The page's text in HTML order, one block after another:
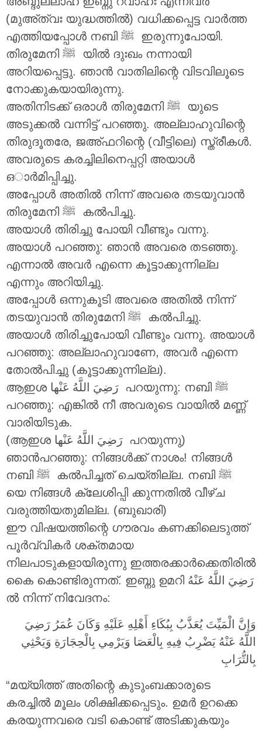
(മുഅ്ത്വഃ യുദ്ധത്തിൽ) വധിക്കപ്പെട്ട വാർത്ത
എത്തിയപ്പോൾ നബി ‎ﷺ ഇരുന്നുപോയി.
തിരുമേനി ‎ﷺ യിൽ ദുഃഖം നന്നായി
അറിയപ്പെട്ടു. ഞാൻ വാതിലിന്റെ വിടവിലൂടെ
നോക്കുകയായിരുന്നു.
അതിനിടക്ക് ഒരാൾ തിരുമേനി ‎ﷺ യുടെ
അടുക്കൽ വന്നിട്ട് പറഞ്ഞു. അല്ലാഹുവിന്റെ
തിരുദൂതരേ, ജഅ്ഫറിന്റെ (വീട്ടിലെ) സ്ത്രീകൾ.
അവരുടെ കരച്ചിലിനെപ്പറ്റി അയാൾ
ഒാർമിപ്പിച്ചു.
അപ്പോൾ അതിൽ നിന്ന് അവരെ തടയുവാൻ
തിരുമേനി ‎ﷺ കൽപിച്ചു.
അയാൾ തിരിച്ചു പോയി വീണ്ടും വന്നു.
അയാൾ പറഞ്ഞു: ഞാൻ അവരെ തടഞ്ഞു.
എന്നാൽ അവർ എന്നെ കൂട്ടാക്കുന്നില്ല
എന്നും അറിയിച്ചു.
അപ്പോൾ ഒന്നുകൂടി അവരെ അതിൽ നിന്ന്
തടയുവാൻ തിരുമേനി ‎ﷺ കൽപിച്ചു.
അയാൾ തിരിച്ചുപോയി വീണ്ടും വന്നു. അയാൾ
പറഞ്ഞു: അല്ലാഹുവാണേ, അവർ എന്നെ
തോൽപിച്ചു (കൂട്ടാക്കുന്നില്ല).
ആഇശ
പറയുന്നു: നബി ‎ﷺ
പറഞ്ഞു: എങ്കിൽ നീ അവരുടെ വായിൽ മണ്ണ്
വാരിയിടുക.
(ആഇശ
പറയുന്നു)
ഞാൻപറഞ്ഞു: നിങ്ങൾക്ക് നാശം! നിങ്ങൾ
നബി ‎ﷺ കൽപിച്ചത് ചെയ്തില്ല. നബി ‎ﷺ
യെ നിങ്ങൾ ക്ലേശിപ്പി ക്കുന്നതിൽ വീഴ്ച
വരുത്തിയതുമില്ല. (ബുഖാരി)
ഈ വിഷയത്തിന്റെ ഗൗരവം കണക്കിലെടുത്ത്
പൂർവ്വികർ ശക്തമായ
നിലപാടുകളായിരുന്നു ഇത്തരക്കാർക്കെതിരിൽ
കൈ കൊണ്ടിരുന്നത്. ഇബ്നു ഉമറി رَضِيَ اللَّهُ عَنْهُ
ൽ നിന്ന് നിവേദനം:
وَإِنَّ الْمَيِّتَ يُعَذَّبُ بِبُكَاءِ أَهْلِهِ عَلَيْهِ وَكَانَ عُمَرُ رَضِيَ
اللَّهُ عَنْهُ يَضْرِبُ فِيهِ بِالْعَصَا وَيَرْمِي بِالْحِجَارَةِ وَيَحْثِي
بِالتُّرَابِ
“മയ്യിത്ത് അതിന്റെ കുടുംബക്കാരുടെ
കരച്ചിൽ മൂലം ശിക്ഷിക്കപ്പെടും. ഉമർ ഉറക്കെ
കരയുന്നവരെ വടി കൊണ്ട് അടിക്കുകയും